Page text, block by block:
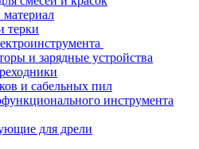
терки
и зарядные устройства
и сабельных пил
инструмента
для дрели